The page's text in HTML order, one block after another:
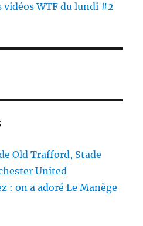
vidéos WTF du lundi #2
Old Trafford, Stade
United
: on a adoré Le Manège